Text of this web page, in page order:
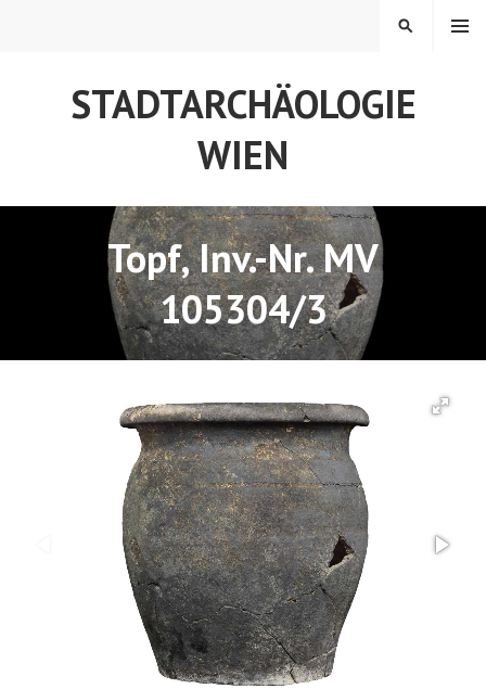
STADTARCHÄOLOGIE
WIEN
MENÜ
SUCHEN
Topf, Inv.-Nr. MV
105304/3